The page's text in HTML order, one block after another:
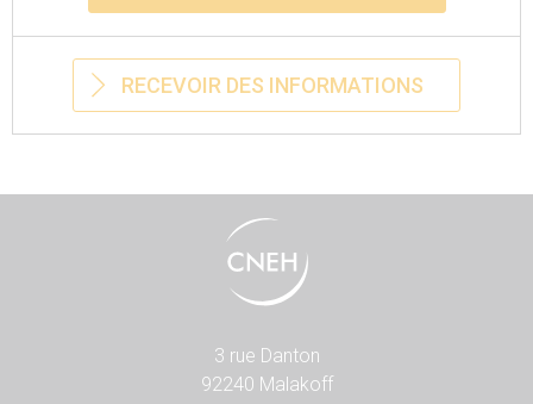
RECEVOIR DES INFORMATIONS
3 rue Danton
92240 Malakoff